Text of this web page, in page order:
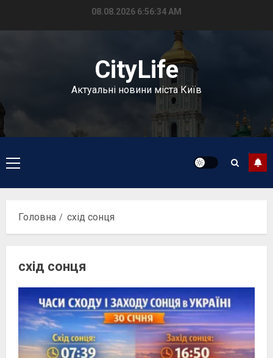
08.08.2026 6:56:36 AM
CityLife
Актуальні новини міста Київ
Головне
меню
Головна схід сонця
схід сонця